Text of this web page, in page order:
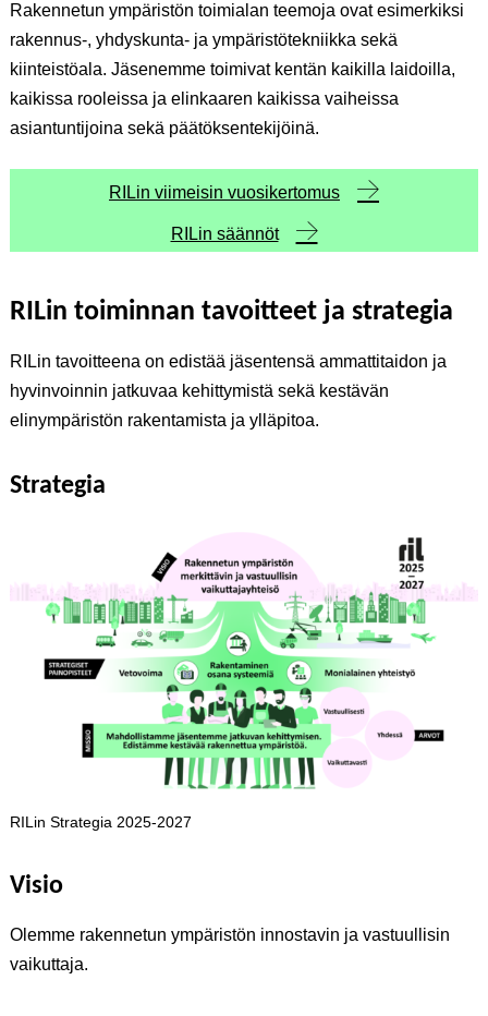
Rakennetun ympäristön toimialan teemoja ovat esimerkiksi
rakennus-, yhdyskunta- ja ympäristötekniikka sekä
kiinteistöala. Jäsenemme toimivat kentän kaikilla laidoilla,
kaikissa rooleissa ja elinkaaren kaikissa vaiheissa
asiantuntijoina sekä päätöksentekijöinä.
RILin viimeisin vuosikertomus
RILin säännöt
RILin toiminnan tavoitteet ja strategia
RILin tavoitteena on edistää jäsentensä ammattitaidon ja
hyvinvoinnin jatkuvaa kehittymistä sekä kestävän
elinympäristön rakentamista ja ylläpitoa.
Strategia
RILin Strategia 2025-2027
Visio
Olemme rakennetun ympäristön innostavin ja vastuullisin
vaikuttaja.